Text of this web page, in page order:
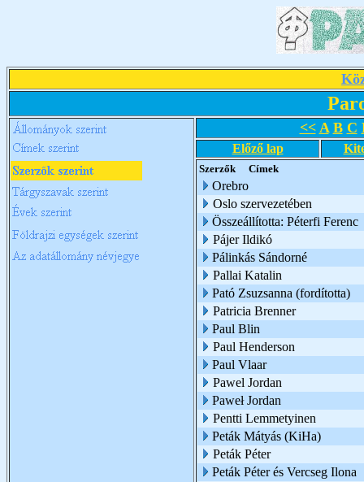
<< A B C
Előző lap
Szerzők Címek
Orebro
Oslo szervezetében
Összeállította: Péterfi Ferenc
Pájer Ildikó
Pálinkás Sándorné
Pallai Katalin
Pató Zsuzsanna (fordította)
Patricia Brenner
Paul Blin
Paul Henderson
Paul Vlaar
Pawel Jordan
Paweł Jordan
Pentti Lemmetyinen
Peták Mátyás (KiHa)
Peták Péter
Peták Péter és Vercseg Ilona